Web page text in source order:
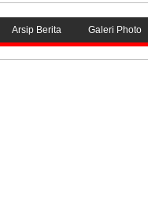
Arsip Berita Galeri Photo